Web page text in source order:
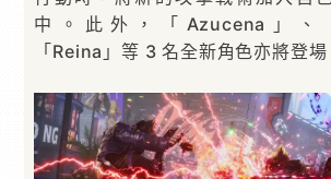
中。此外，「Azucena」、
「Reina」等 3 名全新角色亦將登場